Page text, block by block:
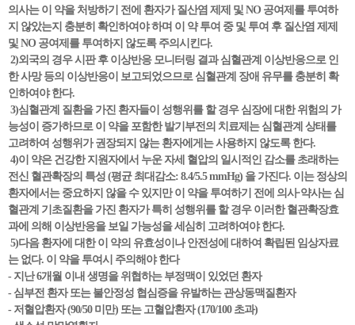
의사는 이 약을 처방하기 전에 환자가 질산염 제제 및 NO 공여제를 투여하
지 않았는지 충분히 확인하여야 하며 이 약 투여 중 및 투여 후 질산염 제제
및 NO 공여제를 투여하지 않도록 주의시킨다.
2)외국의 경우 시판 후 이상반응 모니터링 결과 심혈관계 이상반응으로 인
한 사망 등의 이상반응이 보고되었으므로 심혈관계 장애 유무를 충분히 확
인하여야 한다.
3)심혈관계 질환을 가진 환자들이 성행위를 할 경우 심장에 대한 위험의 가
능성이 증가하므로 이 약을 포함한 발기부전의 치료제는 심혈관계 상태를
고려하여 성행위가 권장되지 않는 환자에게는 사용하지 않도록 한다.
4)이 약은 건강한 지원자에서 누운 자세 혈압의 일시적인 감소를 초래하는
전신 혈관확장의 특성 (평균 최대감소: 8.4/5.5 mmHg) 을 가진다. 이는 정상의
환자에서는 중요하지 않을 수 있지만 이 약을 투여하기 전에 의사·약사는 심
혈관계 기초질환을 가진 환자가 특히 성행위를 할 경우 이러한 혈관확장효
과에 의해 이상반응을 보일 가능성을 세심히 고려하여야 한다.
5)다음 환자에 대한 이 약의 유효성이나 안전성에 대하여 확립된 임상자료
는 없다. 이 약을 투여시 주의해야 한다
- 지난 6개월 이내 생명을 위협하는 부정맥이 있었던 환자
- 심부전 환자 또는 불안정성 협심증을 유발하는 관상동맥질환자
- 저혈압환자 (90/50 미만) 또는 고혈압환자 (170/100 초과)